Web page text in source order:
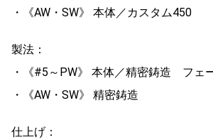
・《AW・SW》 本体／カスタム450
製法：
・《#5～PW》 本体／精密鋳造 フェ
・《AW・SW》 精密鋳造
仕上げ：